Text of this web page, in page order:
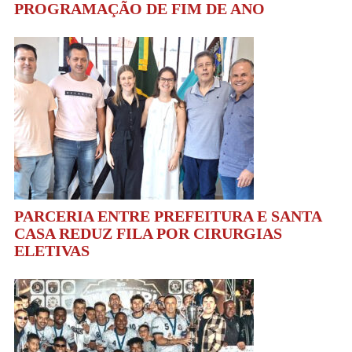
PROGRAMAÇÃO DE FIM DE ANO
PARCERIA ENTRE PREFEITURA E SANTA
CASA REDUZ FILA POR CIRURGIAS
ELETIVAS